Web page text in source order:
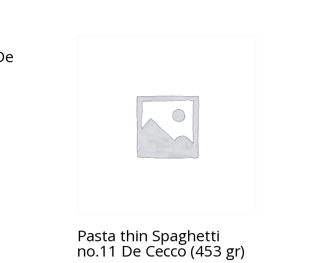
Pasta thin Spaghetti
no.11 De Cecco (453 gr)